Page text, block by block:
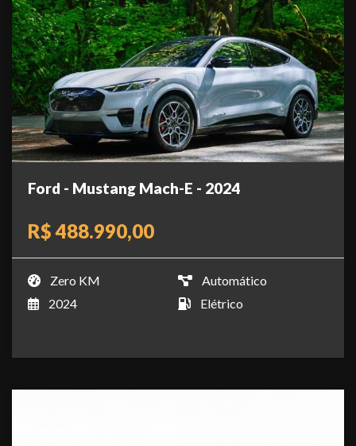
Ford - Mustang Mach-E - 2024
R$ 488.990,00
Zero KM
Automático
2024
Elétrico